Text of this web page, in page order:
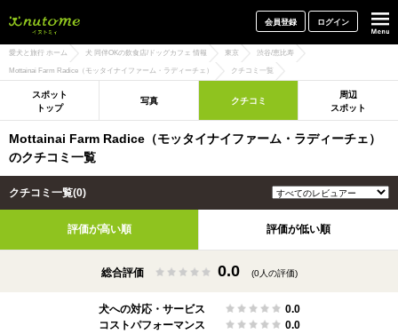
会員登録 ログイン
愛犬と旅行 ホーム 犬 同伴OKの飲食店/ドッグカフェ 情報 東京 渋谷/恵比寿
Mottainai Farm Radice（モッタイナイファーム・ラディーチェ） クチコミ一覧
スポット
トップ
写真 クチコミ
周辺
スポット
Mottainai Farm Radice（モッタイナイファーム・ラディーチェ）
のクチコミ一覧
クチコミ一覧(0)
評価が高い順 評価が低い順
総合評価 0.0 (0人の評価)
犬への対応・サービス
0.0
コストパフォーマンス
0.0